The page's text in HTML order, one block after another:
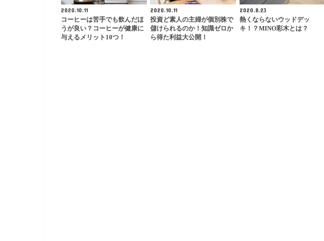
2020.10.11
コーヒーは苦手でも飲んだほ
うが良い？コーヒーが健康に
与えるメリット10つ！
2020.10.11
投資ど素人の主婦が個別株で
儲けられるのか！知識ゼロか
ら得た利益大公開！
2020.8.23
熱くならないウッドデッ
キ！？MINO彩木とは？